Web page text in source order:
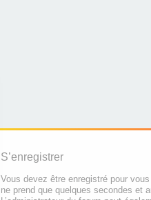
S’enregistrer
Vous devez être enregistré pour
ne prend que quelques secondes et